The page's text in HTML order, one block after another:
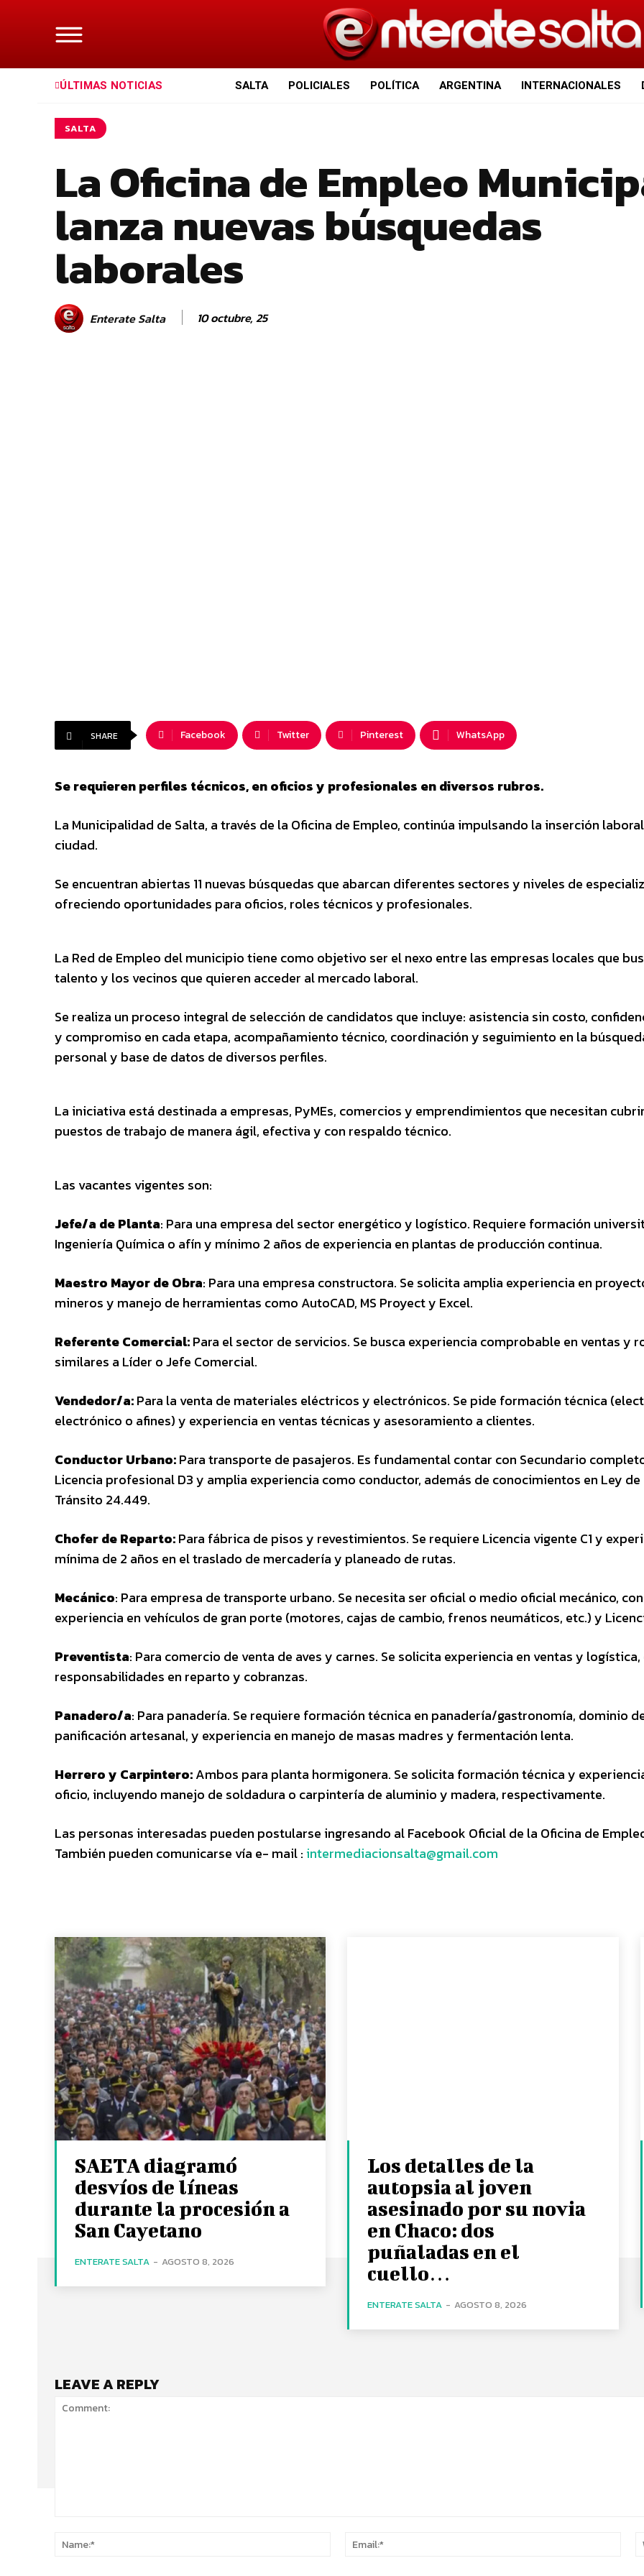
ÚLTIMAS NOTICIAS SALTA POLICIALES POLÍTICA ARGENTINA INTERNACIONALES
SALTA
La Oficina de Empleo
lanza nuevas búsquedas
laborales
Enterate Salta 10 octubre, 25
SHARE Facebook Twitter Pinterest WhatsApp
Se requieren perfiles técnicos, en oficios y profesionales en diversos rubros.
La Municipalidad de Salta, a través de la Oficina de Empleo, continúa impulsando la inserción
ciudad.
Se encuentran abiertas 11 nuevas búsquedas que abarcan diferentes sectores y niveles de
ofreciendo oportunidades para oficios, roles técnicos y profesionales.
La Red de Empleo del municipio tiene como objetivo ser el nexo entre las empresas locales que
talento y los vecinos que quieren acceder al mercado laboral.
Se realiza un proceso integral de selección de candidatos que incluye: asistencia sin costo,
y compromiso en cada etapa, acompañamiento técnico, coordinación y seguimiento en la
personal y base de datos de diversos perfiles.
La iniciativa está destinada a empresas, PyMEs, comercios y emprendimientos que necesitan cubrir
puestos de trabajo de manera ágil, efectiva y con respaldo técnico.
Las vacantes vigentes son:
Jefe/a de Planta: Para una empresa del sector energético y logístico. Requiere formación
Ingeniería Química o afín y mínimo 2 años de experiencia en plantas de producción continua.
Maestro Mayor de Obra: Para una empresa constructora. Se solicita amplia experiencia en
mineros y manejo de herramientas como AutoCAD, MS Proyect y Excel.
Referente Comercial:Para el sector de servicios. Se busca experiencia comprobable en ventas y
similares a Líder o Jefe Comercial.
Vendedor/a:Para la venta de materiales eléctricos y electrónicos. Se pide formación técnica
electrónico o afines) y experiencia en ventas técnicas y asesoramiento a clientes.
Conductor Urbano:Para transporte de pasajeros. Es fundamental contar con Secundario
Licencia profesional D3 y amplia experiencia como conductor, además de conocimientos en Ley de
Tránsito 24.449.
Chofer de Reparto:Para fábrica de pisos y revestimientos. Se requiere Licencia vigente C1 y
mínima de 2 años en el traslado de mercadería y planeado de rutas.
Mecánico: Para empresa de transporte urbano. Se necesita ser oficial o medio oficial mecánico, con
experiencia en vehículos de gran porte (motores, cajas de cambio, frenos neumáticos, etc.) y
Preventista: Para comercio de venta de aves y carnes. Se solicita experiencia en ventas y logística,
responsabilidades en reparto y cobranzas.
Panadero/a: Para panadería. Se requiere formación técnica en panadería/gastronomía, dominio
panificación artesanal, y experiencia en manejo de masas madres y fermentación lenta.
Herrero y Carpintero:Ambos para planta hormigonera. Se solicita formación técnica y
oficio, incluyendo manejo de soldadura o carpintería de aluminio y madera, respectivamente.
Las personas interesadas pueden postularse ingresando al Facebook Oficial de la Oficina de
También pueden comunicarse vía e- mail : intermediacionsalta@gmail.com
SAETA diagramó
desvíos de líneas
durante la procesión a
San Cayetano
ENTERATE SALTA - AGOSTO 8, 2026
Los detalles de la
autopsia al joven
asesinado por su novia
en Chaco: dos
puñaladas en el
cuello…
ENTERATE SALTA - AGOSTO 8, 2026
LEAVE A REPLY
Name:*